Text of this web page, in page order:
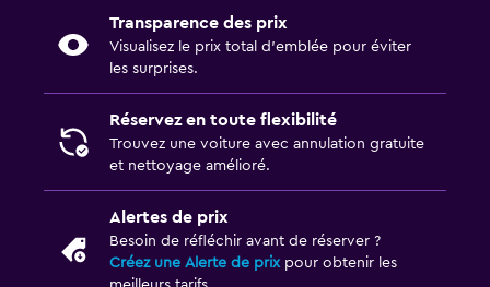
Transparence des prix
Visualisez le prix total d’emblée pour éviter
les surprises.
Réservez en toute flexibilité
Trouvez une voiture avec annulation gratuite
et nettoyage amélioré.
Alertes de prix
Besoin de réfléchir avant de réserver ?
Créez une Alerte de prixpour obtenir les